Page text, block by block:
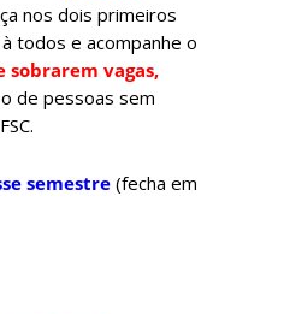
nos dois primeiros
todos e acompanhe o
sobrarem vagas,
de pessoas sem
semestre (fecha em